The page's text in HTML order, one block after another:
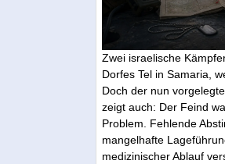
Zwei israelische
Dorfes Tel in Samaria,
Doch der nun
zeigt auch: Der Feind
Problem. Fehlende
mangelhafte
medizinischer Ablauf